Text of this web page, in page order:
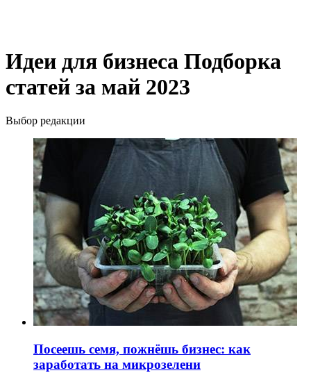
Идеи для бизнеса Подборка
статей за май 2023
Выбор редакции
Посеешь семя, пожнёшь бизнес: как
заработать на микрозелени